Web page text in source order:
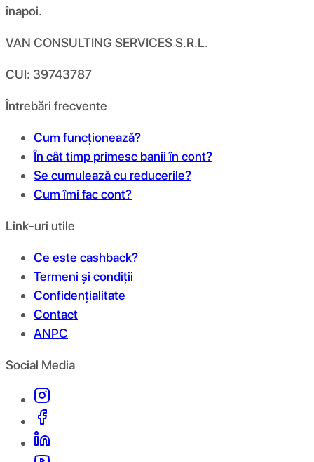
înapoi.
VAN CONSULTING SERVICES S.R.L.
CUI: 39743787
Întrebări frecvente
Cum funcționează?
În cât timp primesc banii în cont?
Se cumulează cu reducerile?
Cum îmi fac cont?
Link-uri utile
Ce este cashback?
Termeni și condiții
Confidențialitate
Contact
ANPC
Social Media